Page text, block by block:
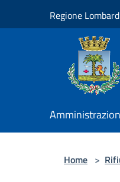
Regione
Home >